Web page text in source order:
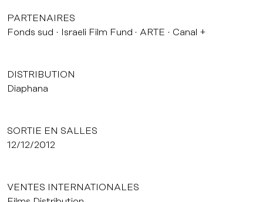
PARTENAIRES
Fonds sud
Israeli Film Fund ARTE Canal +
DISTRIBUTION
Diaphana
SORTIE EN SALLES
12/12/2012
VENTES INTERNATIONALES